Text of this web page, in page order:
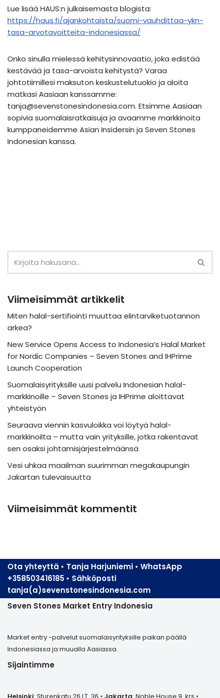
Lue lisää HAUS:n julkaisemasta blogista:
https://haus.fi/ajankohtaista/suomi-vauhdittaa-ykn-
tasa-arvotavoitteita-indonesiassa/
Onko sinulla mielessä kehitysinnovaatio, joka edistää
kestävää ja tasa-arvoista kehitystä? Varaa
johtotiimillesi maksuton keskustelutuokio ja aloita
matkasi Aasiaan kanssamme:
tanja@sevenstonesindonesia.com. Etsimme Aasiaan
sopivia suomalaisratkaisuja ja avaamme markkinoita
kumppaneidemme Asian Insidersin ja Seven Stones
Indonesian kanssa.
Viimeisimmät artikkelit
Miten halal-sertifiointi muuttaa elintarviketuotannon
arkea?
New Service Opens Access to Indonesia’s Halal Market
for Nordic Companies – Seven Stones and IHPrime
Launch Cooperation
Suomalaisyrityksille uusi palvelu Indonesian halal-
markkinoille – Seven Stones ja IHPrime aloittavat
yhteistyön
Seuraava viennin kasvuloikka voi löytyä halal-
markkinoilta – mutta vain yrityksille, jotka rakentavat
sen osaksi johtamisjärjestelmäänsä
Vesi uhkaa maailman suurimman megakaupungin
Jakartan tulevaisuutta
Viimeisimmät kommentit
Ota yhteyttä • Tanja Harjuniemi • WhatsApp
+358503416185 • Sähköposti
tanja(a)sevenstonesindonesia.com
Seven Stones Market Entry Indonesia
Market entry -palvelut suomalaisyrityksille paikan päällä
Indonesiassa ja muualla Aasiassa.
Sijaintimme